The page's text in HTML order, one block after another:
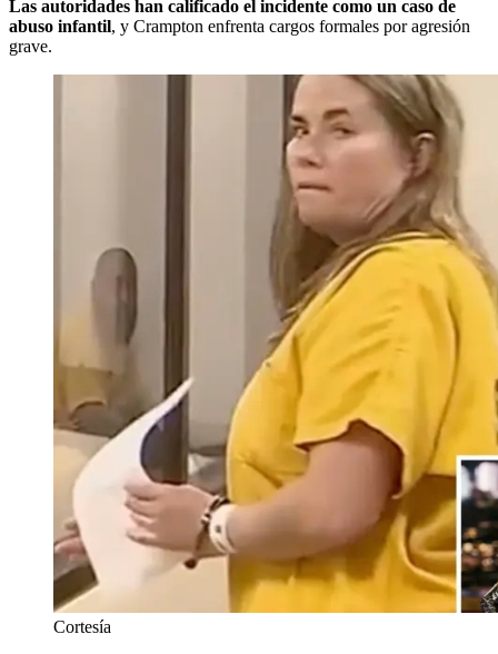
Las autoridades han calificado el incidente como un caso de
abuso infantil, y Crampton enfrenta cargos formales por agresión
grave.
Cortesía